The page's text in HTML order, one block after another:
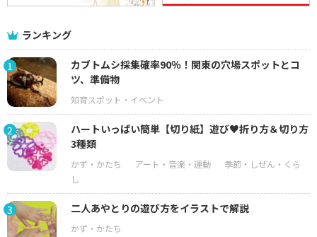
ランキング
1
カブトムシ採集確率90％！関東の穴場スポットとコ
ツ、準備物
2
ハートいっぱい簡単【切り紙】遊び♥折り方＆切り方
3種類
3 二人あやとりの遊び方をイラストで解説